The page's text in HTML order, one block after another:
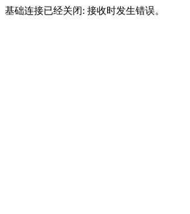
基础连接已经关闭: 接收时发生错误。